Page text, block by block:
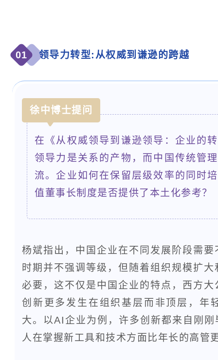
01 领导力转型:从权威到谦逊的跨越
徐中博士提问
在《从权威领导到谦逊领导：企业的
领导力是关系的产物，而中国传统管
流。企业如何在保留层级效率的同时
值董事长制度是否提供了本土化参考？
杨斌指出，中国企业在不同发展阶段需
时期并不强调等级，但随着组织规模扩
必要，这不仅是中国企业的特点，西方
创新更多发生在组织基层而非顶层，年
大。以AI企业为例，许多创新都来自刚
人在掌握新工具和技术方面比年长的高管